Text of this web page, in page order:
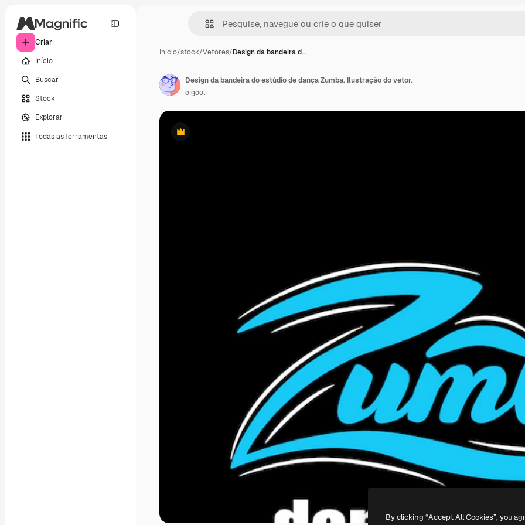
Criar
Início
Buscar
Stock
Explorar
Todas as ferramentas
Início/stock/Vetores/Design da bandeira d…
Premium
Design da bandeira do estúdio de dança Zumba. Ilustração do vetor.
oigool
By clicking “Accept All Cookies”, you